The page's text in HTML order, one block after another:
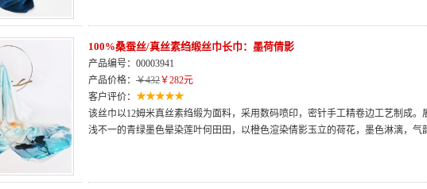
100%桑蚕丝/真丝素绉缎丝巾长巾：墨荷倩影
产品编号：00003941
产品价格： ￥432￥282元
客户评价：
该丝巾以12姆米真丝素绉缎为面料，采用数码喷印，密针手工精卷边工艺制成
浅不一的青绿墨色晕染莲叶何田田，以橙色渲染倩影玉立的荷花，墨色淋漓，气